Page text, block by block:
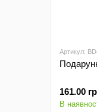
Артикул:
161.00
В